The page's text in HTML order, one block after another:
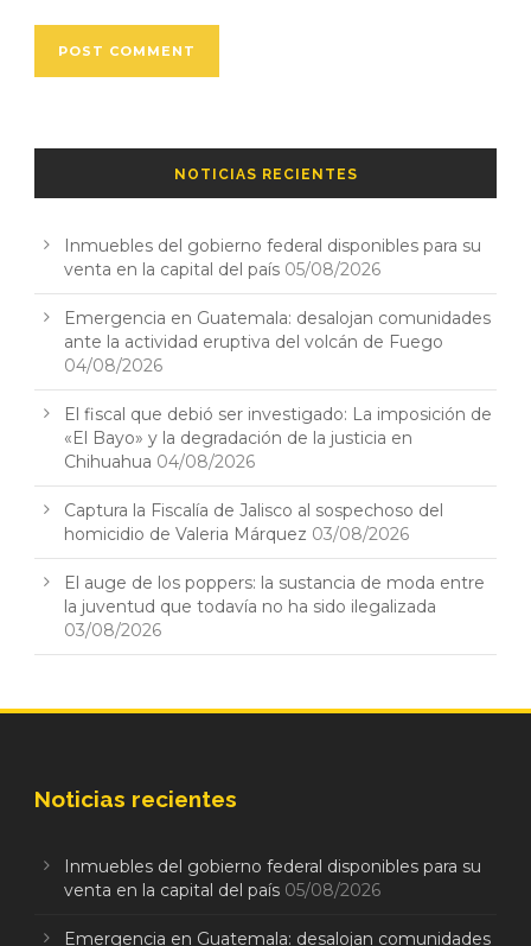
NOTICIAS RECIENTES
Inmuebles del gobierno federal disponibles para su
venta en la capital del país 05/08/2026
Emergencia en Guatemala: desalojan comunidades
ante la actividad eruptiva del volcán de Fuego
04/08/2026
El fiscal que debió ser investigado: La imposición de
«El Bayo» y la degradación de la justicia en
Chihuahua 04/08/2026
Captura la Fiscalía de Jalisco al sospechoso del
homicidio de Valeria Márquez 03/08/2026
El auge de los poppers: la sustancia de moda entre
la juventud que todavía no ha sido ilegalizada
03/08/2026
Noticias recientes
Inmuebles del gobierno federal disponibles para su
venta en la capital del país 05/08/2026
Emergencia en Guatemala: desalojan comunidades